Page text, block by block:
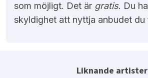
som möjligt. Det är gratis. Du
skyldighet att nyttja anbudet du
Liknande artister